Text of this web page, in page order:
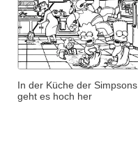
In der Küche der Simpsons
geht es hoch her